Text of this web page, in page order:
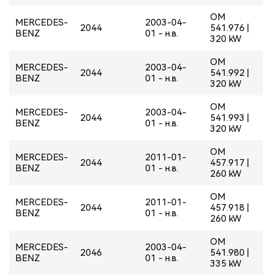
MERCEDES-
BENZ
2044
2003-04-
01 - н.в.
OM
541.976 |
320 kW
MERCEDES-
BENZ
2044
2003-04-
01 - н.в.
OM
541.992 |
320 kW
MERCEDES-
BENZ
2044
2003-04-
01 - н.в.
OM
541.993 |
320 kW
MERCEDES-
BENZ
2044
2011-01-
01 - н.в.
OM
457.917 |
260 kW
MERCEDES-
BENZ
2044
2011-01-
01 - н.в.
OM
457.918 |
260 kW
MERCEDES-
BENZ
2046
2003-04-
01 - н.в.
OM
541.980 |
335 kW